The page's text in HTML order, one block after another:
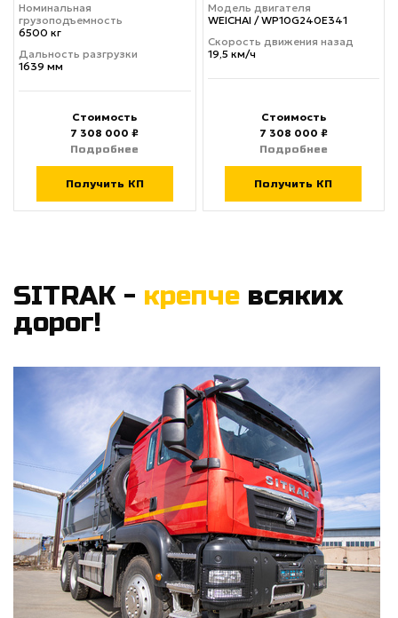
Номинальная
грузоподъемность
6500 кг
Дальность разгрузки
1639 мм
Стоимость
7 308 000 ₽
Подробнее
Получить КП
Модель двигателя
WEICHAI / WP10G240E341
Скорость движения назад
19,5 км/ч
Стоимость
7 308 000 ₽
Подробнее
Получить КП
SITRAK - крепче всяких
дорог!